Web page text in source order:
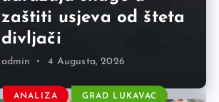
zaštiti usjeva od šteta
divljači
admin 4 Augusta, 2026
ANALIZA GRAD LUKAVAC